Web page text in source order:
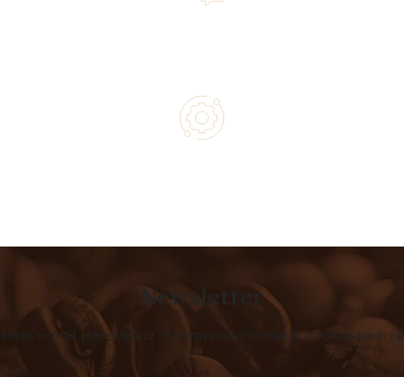
Newsletter
e-mail, jeżeli chcesz otrzymywać informacje o nowościach i